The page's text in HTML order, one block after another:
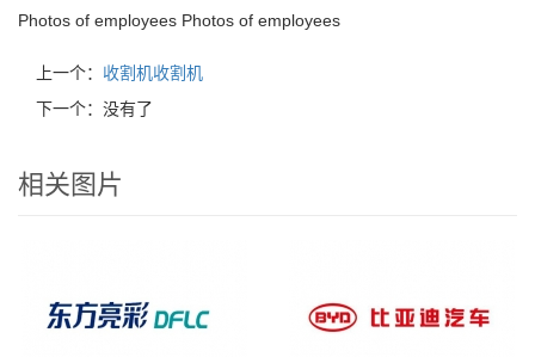
Photos of employees Photos of employees
上一个： 收割机收割机
下一个：没有了
相关图片